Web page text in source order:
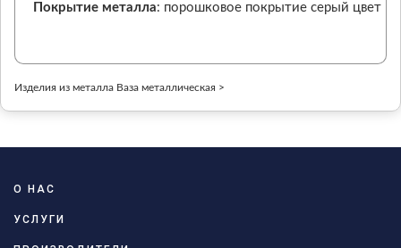
Покрытие металла: порошковое покрытие серый цвет
Изделия из металла Ваза металлическая >
О НАС
УСЛУГИ